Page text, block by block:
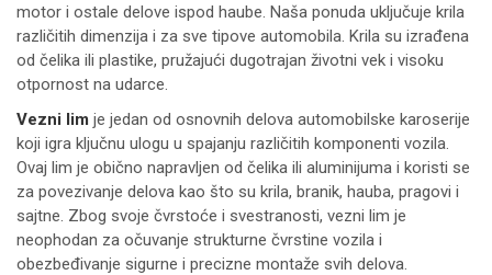
motor i ostale delove ispod haube. Naša ponuda uključuje krila
različitih dimenzija i za sve tipove automobila. Krila su izrađena
od čelika ili plastike, pružajući dugotrajan životni vek i visoku
otpornost na udarce.
Vezni lim je jedan od osnovnih delova automobilske karoserije
koji igra ključnu ulogu u spajanju različitih komponenti vozila.
Ovaj lim je obično napravljen od čelika ili aluminijuma i koristi se
za povezivanje delova kao što su krila, branik, hauba, pragovi i
sajtne. Zbog svoje čvrstoće i svestranosti, vezni lim je
neophodan za očuvanje strukturne čvrstine vozila i
obezbeđivanje sigurne i precizne montaže svih delova.